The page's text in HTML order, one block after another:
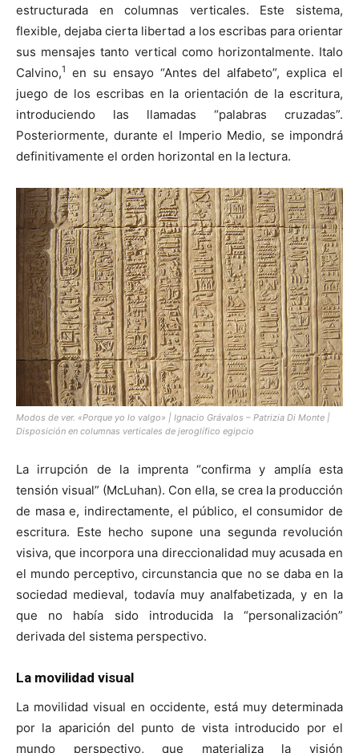
estructurada en columnas verticales. Este sistema,
flexible, dejaba cierta libertad a los escribas para orientar
sus mensajes tanto vertical como horizontalmente. Italo
Calvino,1
en su ensayo “Antes del alfabeto”, explica el
juego de los escribas en la orientación de la escritura,
introduciendo las llamadas “palabras cruzadas”.
Posteriormente, durante el Imperio Medio, se impondrá
definitivamente el orden horizontal en la lectura.
Modos de ver. «Porque yo lo valgo» | Ignacio Grávalos – Patrizia Di Monte |
Disposición en columnas verticales de jeroglífico egipcio
La irrupción de la imprenta “confirma y amplía esta
tensión visual” (McLuhan). Con ella, se crea la producción
de masa e, indirectamente, el público, el consumidor de
escritura. Este hecho supone una segunda revolución
visiva, que incorpora una direccionalidad muy acusada en
el mundo perceptivo, circunstancia que no se daba en la
sociedad medieval, todavía muy analfabetizada, y en la
que no había sido introducida la “personalización”
derivada del sistema perspectivo.
La movilidad visual
La movilidad visual en occidente, está muy determinada
por la aparición del punto de vista introducido por el
mundo perspectivo, que materializa la visión